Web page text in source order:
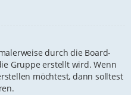
durch die Board-
Gruppe erstellt wird. Wenn
möchtest, dann solltest